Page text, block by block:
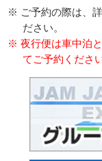
※ ご予約の際は、
ださい。
※ 夜行便は車中泊
てご予約ください